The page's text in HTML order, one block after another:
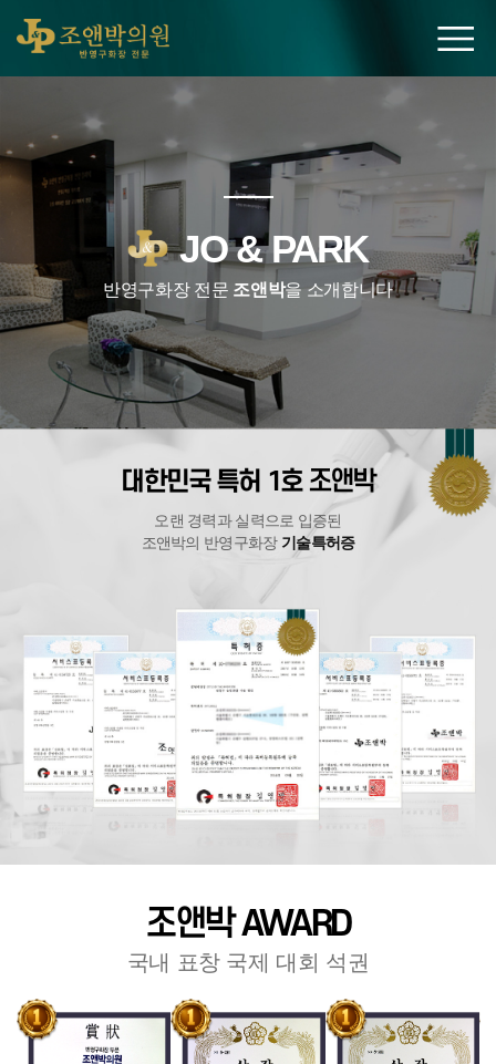
JO & PARK
반영구화장 전문 조앤박을 소개합니다
대한민국 특허 1호조앤박
오랜 경력과 실력으로 입증된
조앤박의 반영구화장 기술특허증
조앤박AWARD
국내 표창 국제 대회 석권